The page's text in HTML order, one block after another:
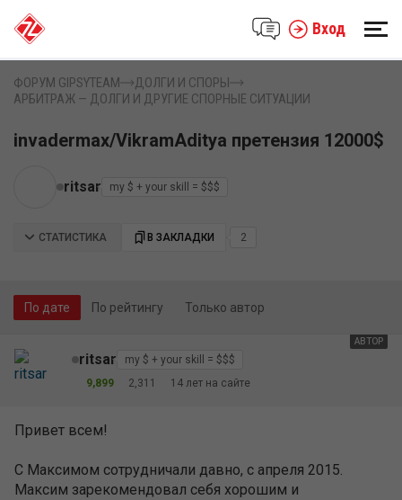
Вход
ФОРУМ GIPSYTEAM
ДОЛГИ И СПОРЫ
АРБИТРАЖ — ДОЛГИ И ДРУГИЕ СПОРНЫЕ СИТУАЦИИ
invadermax/VikramAditya претензия 12000$
ritsar my $ + your skill = $$$
СТАТИСТИКА В ЗАКЛАДКИ 2
По дате По рейтингу Только автор
АВТОР
ritsar
my $ + your skill = $$$
9,899
2,311 14 лет на сайте
Привет всем!
С Максимом сотрудничали давно, с апреля 2015.
Максим зарекомендовал себя хорошим и